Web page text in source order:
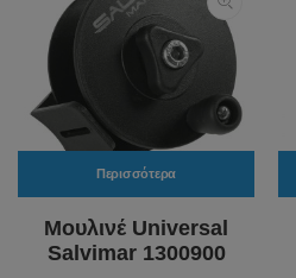
Περισσότερα
Μουλινέ Universal
Salvimar 1300900